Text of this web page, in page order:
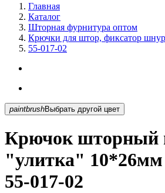
Главная
Каталог
Шторная фурнитура оптом
Крючки для штор, фиксатор
55-017-02
paintbrush Выбрать другой цвет
Крючок шторный
"улитка"
55-017-02